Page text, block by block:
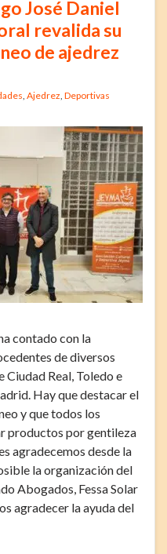
José Daniel
revalida su
de ajedrez
Ajedrez Deportivas
contado con la
de diversos
Ciudad Real, Toledo e
Hay que destacar el
y que todos los
productos por gentileza
agradecemos desde la
la organización del
Abogados, Fessa Solar
agradecer la ayuda del